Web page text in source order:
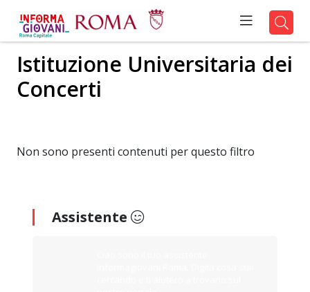
Istituzione Universitaria dei
Concerti
Non sono presenti contenuti per questo filtro
Assistente